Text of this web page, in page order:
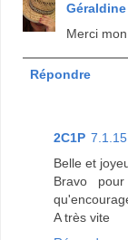
Géraldine
Merci
Répondre
2C1P 7.1.15
Belle et
Bravo
A très vite